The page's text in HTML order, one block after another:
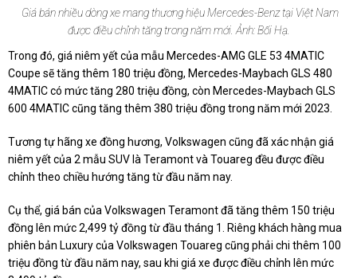
Giá bán nhiều dòng xe mang thương hiệu Mercedes-Benz tại Việt Nam
được điều chỉnh tăng trong năm mới. Ảnh: Bối Hạ.
Trong đó, giá niêm yết của mẫu Mercedes-AMG GLE 53 4MATIC
Coupe sẽ tăng thêm 180 triệu đồng, Mercedes-Maybach GLS 480
4MATIC có mức tăng 280 triệu đồng, còn Mercedes-Maybach GLS
600 4MATIC cũng tăng thêm 380 triệu đồng trong năm mới 2023.
Tương tự hãng xe đồng hương, Volkswagen cũng đã xác nhận giá
niêm yết của 2 mẫu SUV là Teramont và Touareg đều được điều
chỉnh theo chiều hướng tăng từ đầu năm nay.
Cụ thể, giá bán của Volkswagen Teramont đã tăng thêm 150 triệu
đồng lên mức2,499 tỷ đồng từ đầu tháng 1. Riêng khách hàng mua
phiên bản Luxury của Volkswagen Touareg cũng phải chi thêm 100
triệu đồng từ đầu năm nay, sau khi giá xe được điều chỉnh lên mức